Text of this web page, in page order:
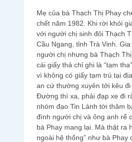
Mẹ của bà Thạch Thị Phay
chết năm 1982. Khi rời khỏi
với người chị sinh đôi Thạch
Cầu Ngang, tỉnh Trà Vinh.
người chị nhưng bà Thạch
cái giấy thả chỉ ghi là “tạm
vì không có giấy tạm trú tại
an cứ thường xuyên tới kêu
Đường thì xa, phải đạp xe đi
nhóm đạo Tin Lành tới thăm
đình người chị và ông anh rể
bà Phay mang lại. Mà thật ra
ngoài hệ thống” như bà